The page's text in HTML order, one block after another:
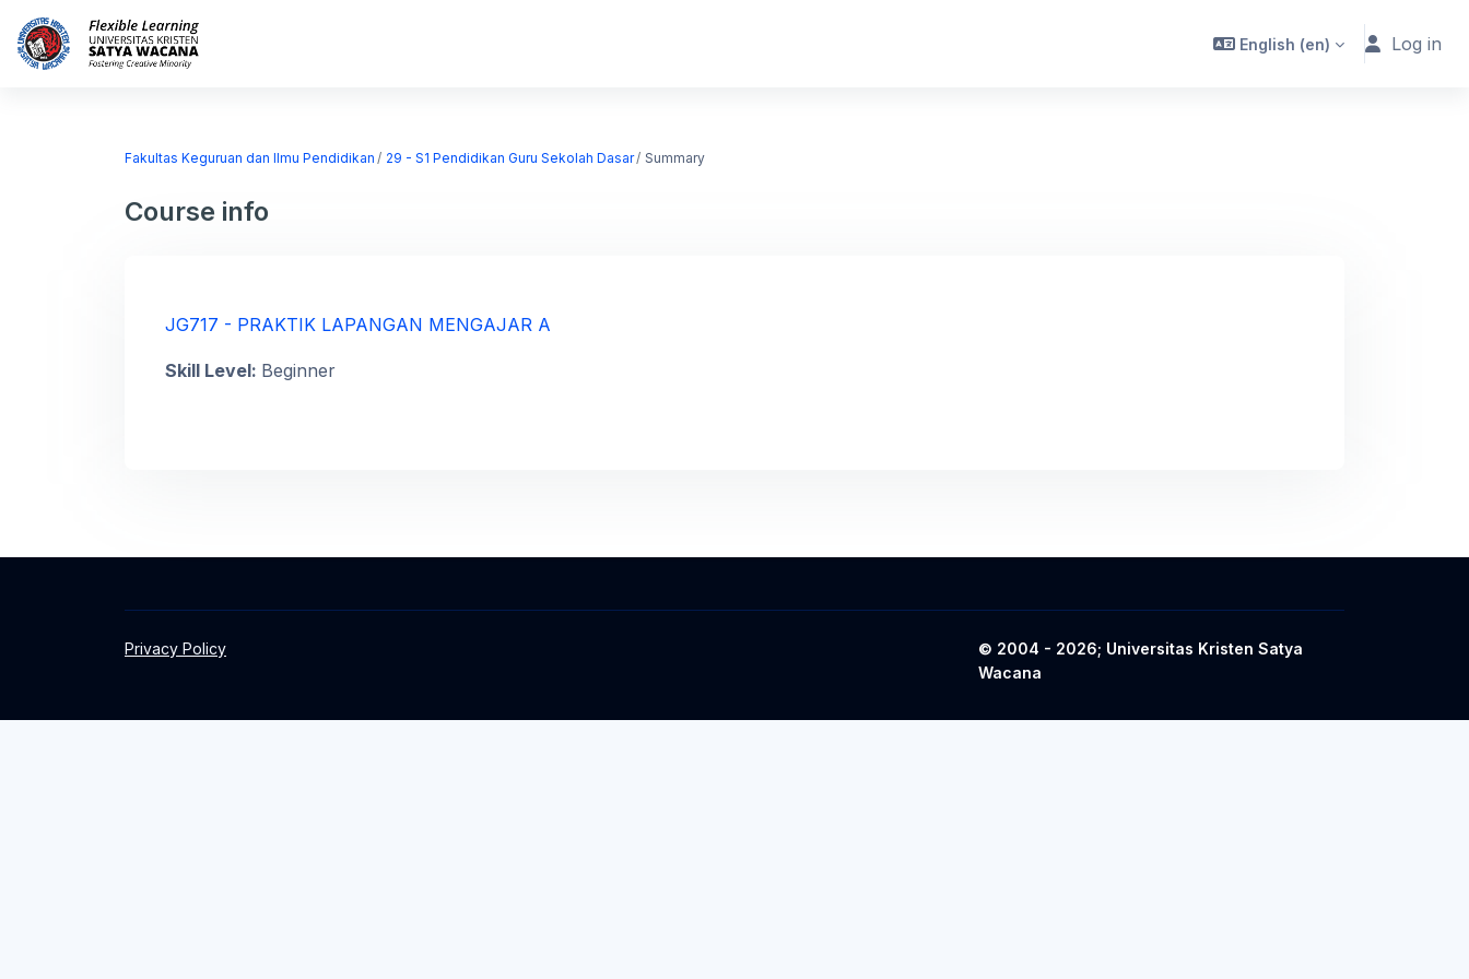
Skip to main content
English ‎(en)‎ Log in
Fakultas Keguruan dan Ilmu Pendidikan 29 - S1 Pendidikan Guru Sekolah Dasar Summary
Course info
JG717 - PRAKTIK LAPANGAN MENGAJAR A
Skill Level: Beginner
Privacy Policy
© 2004 - 2026; Universitas Kristen Satya
Wacana